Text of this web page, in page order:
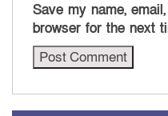
Save my name,
browser for the next